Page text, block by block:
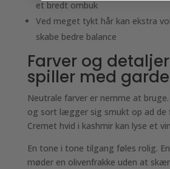
et bredt ombuk
Ved meget tykt hår kan ekstra
skabe bedre balance
Farver og
spiller med
Neutrale farver er nemme at
og sort lægger sig smukt op ad de
Cremet hvid i kashmir kan lyse et
En tone i tone tilgang føles rolig.
møder en olivenfrakke uden at